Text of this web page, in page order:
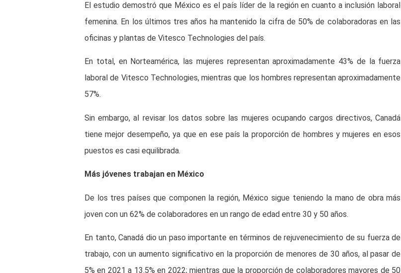
El estudio demostró que México es el país líder de la región en cuanto a inclusión laboral
femenina. En los últimos tres años ha mantenido la cifra de 50% de colaboradoras en las
oficinas y plantas de Vitesco Technologies del país.
En total, en Norteamérica, las mujeres representan aproximadamente 43% de la fuerza
laboral de Vitesco Technologies, mientras que los hombres representan aproximadamente
57%.
Sin embargo, al revisar los datos sobre las mujeres ocupando cargos directivos, Canadá
tiene mejor desempeño, ya que en ese país la proporción de hombres y mujeres en esos
puestos es casi equilibrada.
Más jóvenes trabajan en México
De los tres países que componen la región, México sigue teniendo la mano de obra más
joven con un 62% de colaboradores en un rango de edad entre 30 y 50 años.
En tanto, Canadá dio un paso importante en términos de rejuvenecimiento de su fuerza de
trabajo, con un aumento significativo en la proporción de menores de 30 años, al pasar de
5% en 2021 a 13.5% en 2022; mientras que la proporción de colaboradores mayores de 50